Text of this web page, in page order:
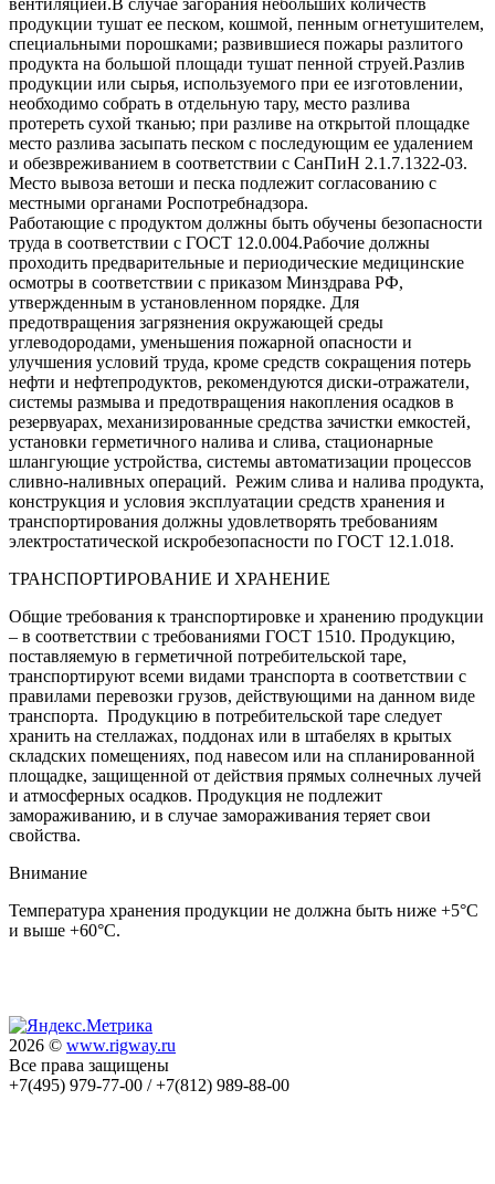
вентиляцией.В случае загорания небольших количеств
продукции тушат ее песком, кошмой, пенным огнетушителем,
специальными порошками; развившиеся пожары разлитого
продукта на большой площади тушат пенной струей.Разлив
продукции или сырья, используемого при ее изготовлении,
необходимо собрать в отдельную тару, место разлива
протереть сухой тканью; при разливе на открытой площадке
место разлива засыпать песком с последующим ее удалением
и обезвреживанием в соответствии с СанПиН 2.1.7.1322-03.
Место вывоза ветоши и песка подлежит согласованию с
местными органами Роспотребнадзора.
Работающие с продуктом должны быть обучены безопасности
труда в соответствии с ГОСТ 12.0.004.Рабочие должны
проходить предварительные и периодические медицинские
осмотры в соответствии с приказом Минздрава РФ,
утвержденным в установленном порядке. Для
предотвращения загрязнения окружающей среды
углеводородами, уменьшения пожарной опасности и
улучшения условий труда, кроме средств сокращения потерь
нефти и нефтепродуктов, рекомендуются диски-отражатели,
системы размыва и предотвращения накопления осадков в
резервуарах, механизированные средства зачистки емкостей,
установки герметичного налива и слива, стационарные
шлангующие устройства, системы автоматизации процессов
сливно-наливных операций. Режим слива и налива продукта,
конструкция и условия эксплуатации средств хранения и
транспортирования должны удовлетворять требованиям
электростатической искробезопасности по ГОСТ 12.1.018.
ТРАНСПОРТИРОВАНИЕ И ХРАНЕНИЕ
Общие требования к транспортировке и хранению продукции
– в соответствии с требованиями ГОСТ 1510. Продукцию,
поставляемую в герметичной потребительской таре,
транспортируют всеми видами транспорта в соответствии с
правилами перевозки грузов, действующими на данном виде
транспорта. Продукцию в потребительской таре следует
хранить на стеллажах, поддонах или в штабелях в крытых
складских помещениях, под навесом или на спланированной
площадке, защищенной от действия прямых солнечных лучей
и атмосферных осадков. Продукция не подлежит
замораживанию, и в случае замораживания теряет свои
свойства.
Внимание
Температура хранения продукции не должна быть ниже +5°С
и выше +60°С.
2026 © www.rigway.ru
Все права защищены
+7(495) 979-77-00 / +7(812) 989-88-00